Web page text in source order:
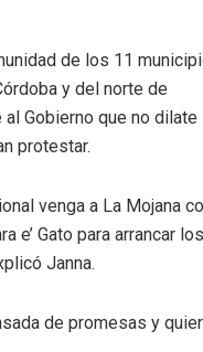
de los 11
y del norte de
Gobierno que no dilate
protestar.
venga a La Mojana
e’ Gato para arrancar los
Janna.
de promesas y